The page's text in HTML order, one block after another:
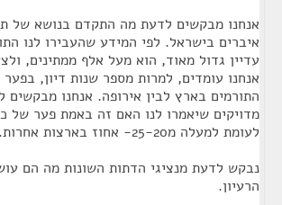
אנחנו מבקשים לדעת מה התקדם בנושא של
איברים בישראל. לפי המידע שהעבירו לנו
עדיין גדול מאוד, הוא מעל אלף ממתינים,
אנחנו עומדים, למרות מספר שנות דיון, בפער
התורמים בארץ לבין אירופה. אנחנו מבקשים
מדויקים שיאמרו לנו האם זה באמת פער של
לעומת למעלה מ25-20- אחוז בארצות אחרות.
נבקש לדעת מנציגי הדתות השונות מה הם
הרעיון.